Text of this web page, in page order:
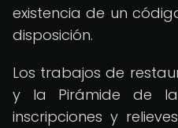
existencia de un
disposición.
Los trabajos de
y la Pirámide de
inscripciones y